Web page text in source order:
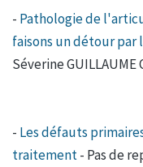
- Pathologie de
faisons un détour
Séverine GUILLAUME
- Les défauts
traitement- Pas de